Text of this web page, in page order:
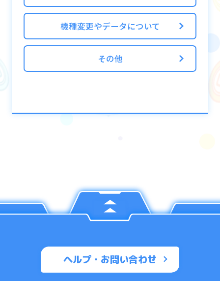
機種変更やデータについて
その他
ヘルプ・お問い合わせ